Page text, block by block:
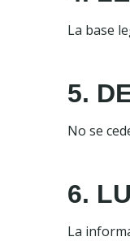
La base
5.
No se
6.
La